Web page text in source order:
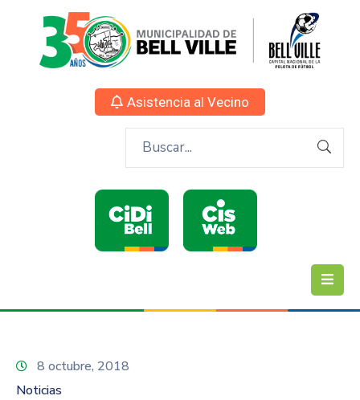
Asistencia al Vecino
8 octubre, 2018
Noticias